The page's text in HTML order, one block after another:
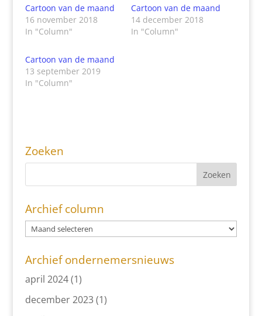
Cartoon van de maand
16 november 2018
In "Column"
Cartoon van de maand
14 december 2018
In "Column"
Cartoon van de maand
13 september 2019
In "Column"
Zoeken
Archief column
Archief ondernemersnieuws
april 2024(1)
december 2023(1)